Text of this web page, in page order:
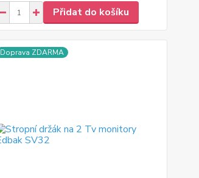
Přidat do košíku
Doprava ZDARMA